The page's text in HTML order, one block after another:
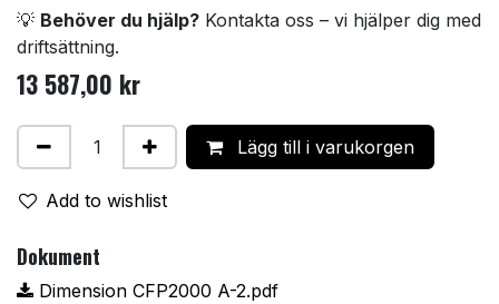
💡 Behöver du hjälp? Kontakta oss – vi hjälper dig med
driftsättning.
13 587,00 kr
Lägg till i varukorgen
Add to wishlist
Dokument
Dimension CFP2000 A-2.pdf